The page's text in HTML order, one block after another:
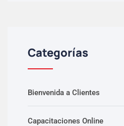
Categorías
Bienvenida a Clientes
Capacitaciones Online